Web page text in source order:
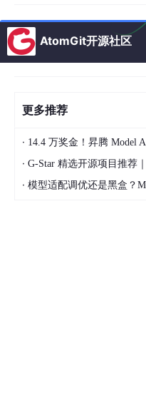
AtomGit开源社区
更多推荐
· 14.4 万奖金！昇腾 Model
· G-Star 精选开源项目推荐
· 模型适配调优还是黑盒？